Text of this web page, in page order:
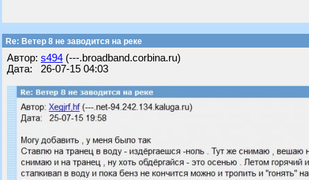
Re: Ветер 8 не заводится на реке
Автор: s494 (---.broadband.corbina.ru)
Дата: 26-07-15 04:03